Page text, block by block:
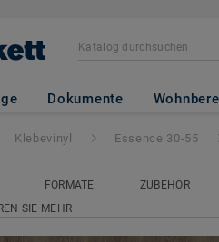
Dokumente
30-55 -
Klebevinyl Essence 30-55
FORMATE ZUBEHÖR
SIE MEHR